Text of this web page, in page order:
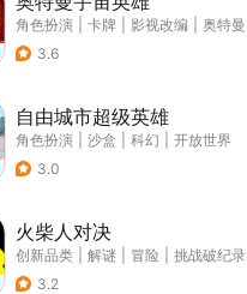
角色扮演 卡牌 影视改编
奥特曼
3.6
自由城市超级英雄
角色扮演 沙盒 科幻
开放世界
3.0
火柴人对决
创新品类 解谜 冒险
挑战破纪录
3.2